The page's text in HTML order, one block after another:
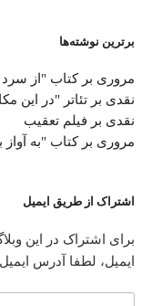
برترین نوشته‌ها
مروری بر کتاب "از سرد
نقدی بر تئاتر "در این
نقدی بر فیلم تعقیب
مروری بر کتاب "به
اشتراک از طریق ایمیل
برای اشتراک در این
ایمیل، لطفا آدرس ایمیل